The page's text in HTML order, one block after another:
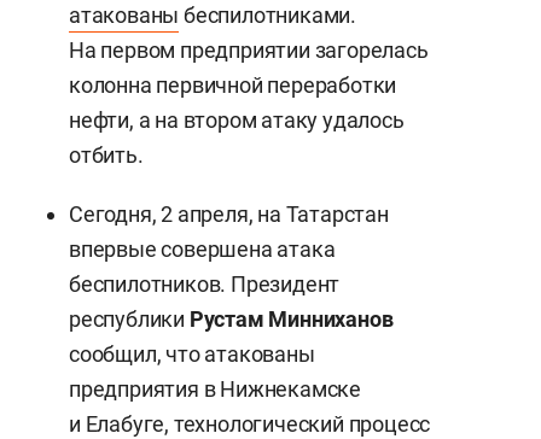
атакованы беспилотниками.
На первом предприятии загорелась
колонна первичной переработки
нефти, а на втором атаку удалось
отбить.
Сегодня, 2 апреля, на Татарстан
впервые совершена атака
беспилотников. Президент
республики Рустам Минниханов
сообщил, что атакованы
предприятия в Нижнекамске
и Елабуге, технологический процесс